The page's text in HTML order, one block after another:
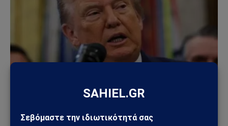
ΗΠΑ – Ιράν: Νέος γύρος αμερικανικών